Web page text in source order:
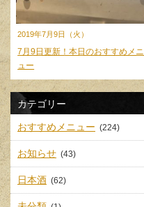
2019年7月9日（火）
7月9日更新！本日のおすすめメニ
ュー
カテゴリー
おすすめメニュー (224)
お知らせ (43)
日本酒 (62)